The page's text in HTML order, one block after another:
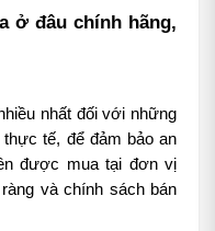
ở đâu chính hãng,
nhất đối với những
tế, để đảm bảo an
được mua tại đơn vị
và chính sách bán